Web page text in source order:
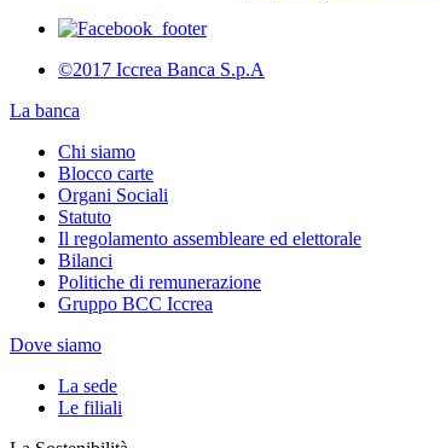
©2017 Iccrea Banca S.p.A
La banca
Chi siamo
Blocco carte
Organi Sociali
Statuto
Il regolamento assembleare ed elettorale
Bilanci
Politiche di remunerazione
Gruppo BCC Iccrea
Dove siamo
La sede
Le filiali